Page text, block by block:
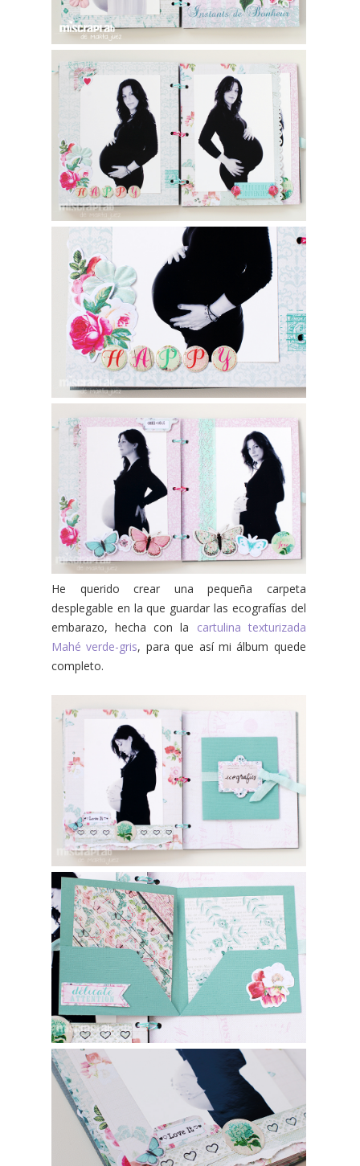
He querido crear una pequeña carpeta
desplegable en la que guardar las ecografías del
embarazo, hecha con la cartulina texturizada
Mahé verde-gris, para que así mi álbum quede
completo.